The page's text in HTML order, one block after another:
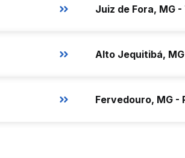
Alto Jequitibá, MG